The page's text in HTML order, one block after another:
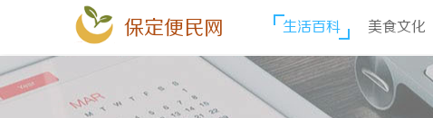
保定便民网 生活百科 美食文化